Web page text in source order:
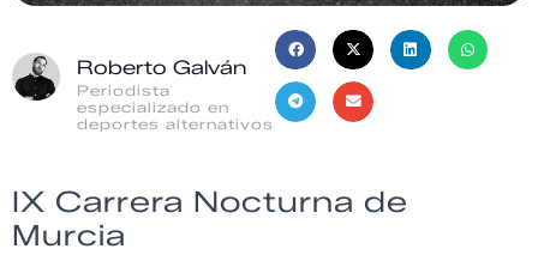
Roberto Galván
Periodista
especializado en
deportes alternativos
IX Carrera Nocturna de
Murcia